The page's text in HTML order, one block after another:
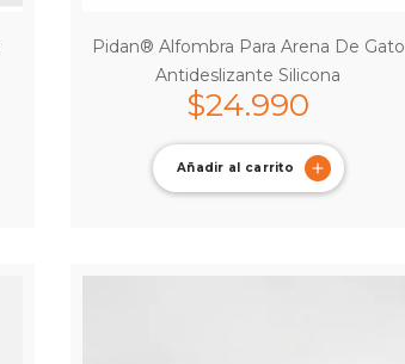
Pidan® Alfombra Para Arena De Gato
Antideslizante Silicona
$24.990
Añadir al carrito